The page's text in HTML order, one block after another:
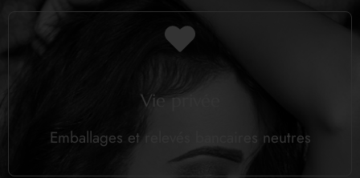
Vie privée
Emballages et relevés bancaires neutres